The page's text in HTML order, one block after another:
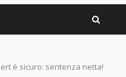
è sicuro: sentenza netta!